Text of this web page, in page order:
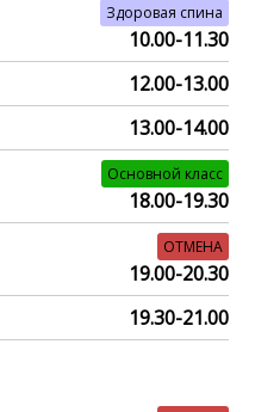
Здоровая спина
10.00-11.30
12.00-13.00
13.00-14.00
Основной класс
18.00-19.30
ОТМЕНА
19.00-20.30
19.30-21.00